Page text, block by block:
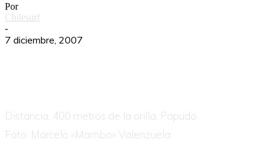
Por
Chilesurf
-
7 diciembre, 2007
Distancia, 400 metros de la orilla, Papudo.
Foto: Marcelo «Mambo» Valenzuela